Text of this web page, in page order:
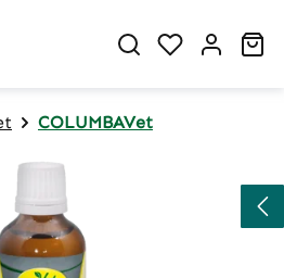
Du hast 0
COLUMBAVet